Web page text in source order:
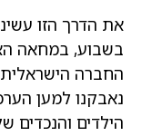
את הדרך הזו
בשבוע, במחאה
החברה
נאבקנו למען
הילדים והנכדים